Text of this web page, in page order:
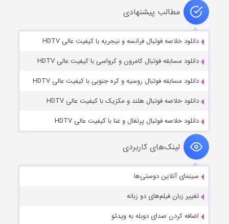
مطالب پیشنهادی
دانلود خلاصه فوتبال فرانسه و نیجریه با کیفیت عالی HDTV
دانلود مسابقه فوتبال کامرون و کرواسی با کیفیت عالی HDTV
دانلود مسابقه فوتبال روسیه و کره جنوبی با کیفیت عالی HDTV
دانلود خلاصه فوتبال هلند و مکزیک با کیفیت عالی HDTV
دانلود خلاصه فوتبال پرتغال و غنا با کیفیت عالی HDTV
لینک‌های کاربردی
سینمای آنلاین دوستی‌ها
تغییر زبان فیلم‌های دو زبانه
اضافه کردن صدای دوبله به ویدئو